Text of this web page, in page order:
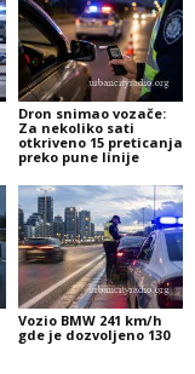
Dron snimao vozače:
Za nekoliko sati
otkriveno 15 preticanja
preko pune linije
Vozio BMW 241 km/h
gde je dozvoljeno 130